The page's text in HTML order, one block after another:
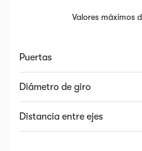
Valores máximos
Puertas
Diámetro de giro
Distancia entre ejes